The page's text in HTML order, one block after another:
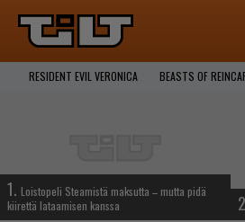
RESIDENT EVIL VERONICA BEASTS OF
1. Loistopeli Steamistä maksutta – mutta pidä
kiirettä lataamisen kanssa